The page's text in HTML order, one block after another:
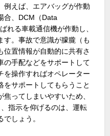
例えば、エアバッグが作動
、 DCM （Data
れる車載通信機が作動し、
す。事故で意識が朦朧（も
位置情報が自動的に共有さ
の手配などをサポートして
を操作すればオペレーター
をサポートしてもらうこと
ってしまいやすいため、
指示を仰げるのは、運転
しょう。